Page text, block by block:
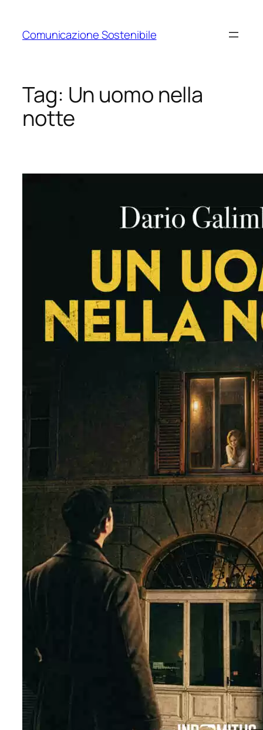
contenuto
Comunicazione Sostenibile
Tag: Un uomo nella
notte